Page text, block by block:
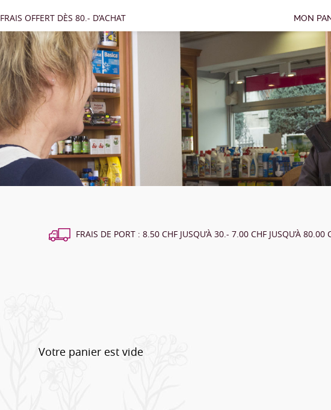
FRAIS OFFERT DÈS 80.- D’ACHAT MON
FRAIS DE PORT : 8.50 CHF JUSQU’À 30.- 7.00 CHF JUSQU’À 80.00
Votre panier est vide